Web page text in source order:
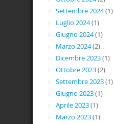
Settembre 2024(1)
Luglio 2024(1)
Giugno 2024(1)
Marzo 2024(2)
Dicembre 2023(1)
Ottobre 2023(2)
Settembre 2023(1)
Giugno 2023(1)
Aprile 2023(1)
Marzo 2023(1)